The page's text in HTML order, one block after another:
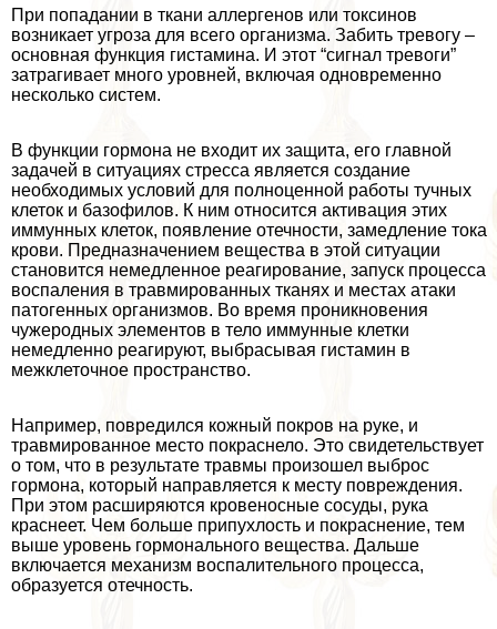
При попадании в ткани аллергенов или токсинов
возникает угроза для всего организма. Забить тревогу –
основная функция гистамина. И этот “сигнал тревоги”
затрагивает много уровней, включая одновременно
несколько систем.
В функции гормона не входит их защита, его главной
задачей в ситуациях стресса является создание
необходимых условий для полноценной работы тучных
клеток и базофилов. К ним относится активация этих
иммунных клеток, появление отечности, замедление тока
крови. Предназначением вещества в этой ситуации
становится немедленное реагирование, запуск процесса
воспаления в травмированных тканях и местах атаки
патогенных организмов. Во время проникновения
чужеродных элементов в тело иммунные клетки
немедленно реагируют, выбрасывая гистамин в
межклеточное прострaнcтво.
Например, повредился кожный покров на руке, и
травмированное место покраснело. Это свидетельствует
о том, что в результате травмы произошел выброс
гормона, который направляется к месту повреждения.
При этом расширяются кровеносные сосуды, рука
краснеет. Чем больше припухлость и покраснение, тем
выше уровень гормонального вещества. Дальше
включается механизм воспалительного процесса,
образуется отечность.